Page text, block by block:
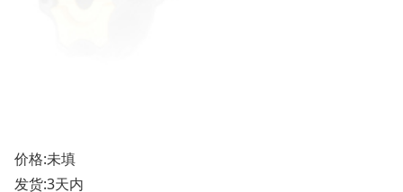
价格:未填
发货:3天内